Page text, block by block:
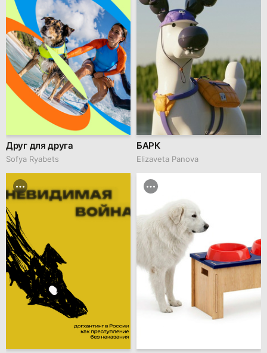
Друг для друга
Sofya Ryabets
БАРК
Elizaveta Panova